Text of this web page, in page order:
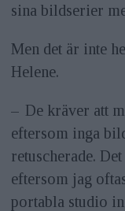
sina bildserier
Men det är inte
Helene.
– De kräver att
eftersom inga
retuscherade.
eftersom jag
portabla studio